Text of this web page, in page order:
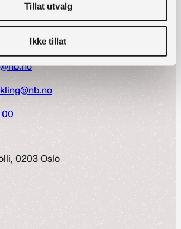
Tillat utvalg
Ikke tillat
00
0203 Oslo